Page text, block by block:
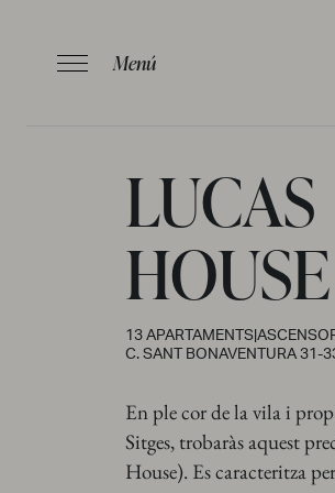
Menú
INICI /
LUCAS
HOUSE
13 APARTAMENTS
C. SANT BONAVENTURA 31-
En ple cor de la vila i
Sitges, trobaràs aquest
House). Es caracteritza